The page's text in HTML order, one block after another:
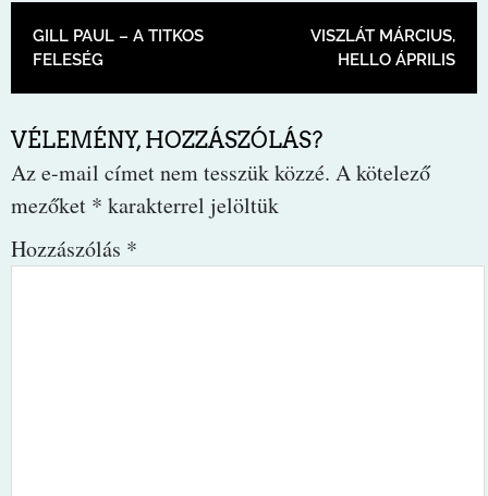
BEJEGYZÉS NAVIGÁCIÓ
GILL PAUL – A TITKOS
FELESÉG
VISZLÁT MÁRCIUS,
HELLO ÁPRILIS
VÉLEMÉNY, HOZZÁSZÓLÁS?
Az e-mail címet nem tesszük közzé. A kötelező
mezőket * karakterrel jelöltük
Hozzászólás *